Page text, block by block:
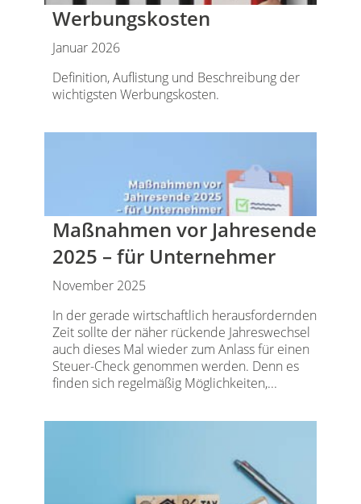
Werbungskosten
Januar 2026
Definition, Auflistung und Beschreibung der
wichtigsten Werbungskosten.
Maßnahmen vor Jahresende
2025 – für Unternehmer
November 2025
In der gerade wirtschaftlich herausfordernden
Zeit sollte der näher rückende Jahreswechsel
auch dieses Mal wieder zum Anlass für einen
Steuer-Check genommen werden. Denn es
finden sich regelmäßig Möglichkeiten,...